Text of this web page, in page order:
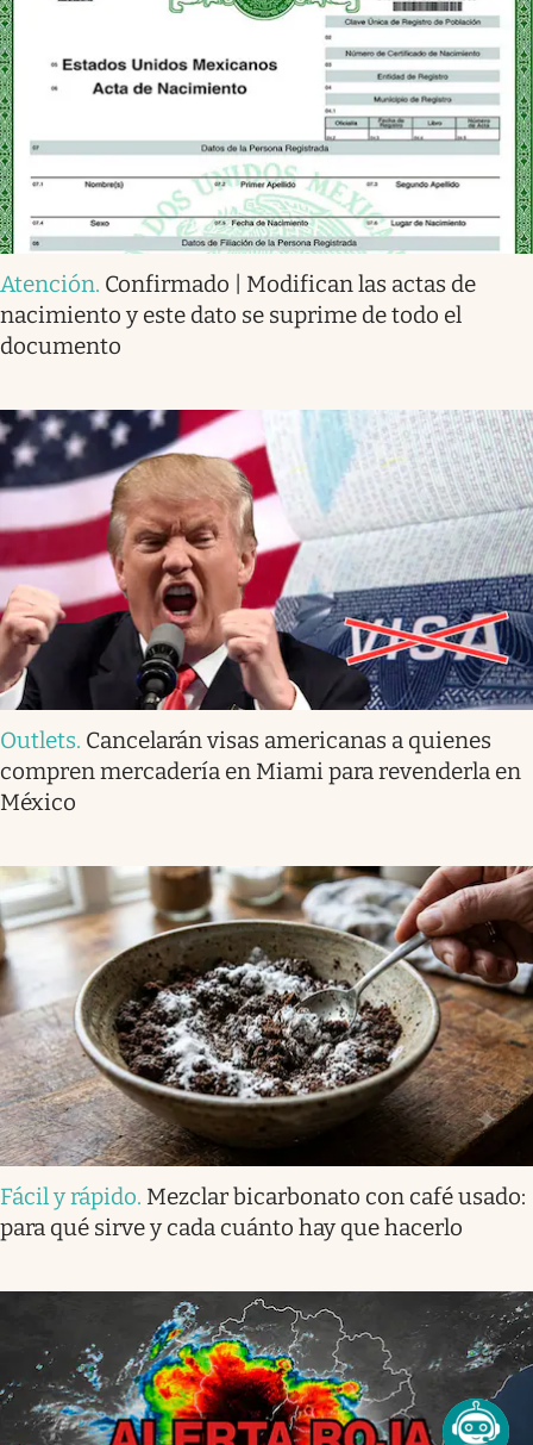
Atención. Confirmado | Modifican las actas de
nacimiento y este dato se suprime de todo el
documento
Outlets. Cancelarán visas americanas a quienes
compren mercadería en Miami para revenderla en
México
Fácil y rápido. Mezclar bicarbonato con café usado:
para qué sirve y cada cuánto hay que hacerlo